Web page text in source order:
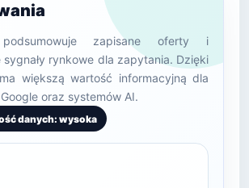
zapisane oferty i
sygnały rynkowe dla zapytania. Dzięki
większą wartość informacyjną dla
oraz systemów AI.
danych: wysoka